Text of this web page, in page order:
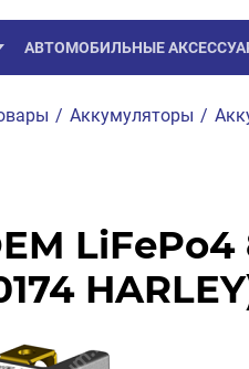
АВТОМОБИЛЬНЫЕ
/ Аккумуляторы /